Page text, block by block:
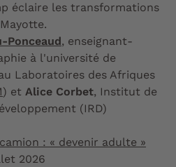
éclaire les transformations
Ponceaud, enseignant-
à l'université de
Laboratoires des Afriques
) et Alice Corbet, Institut de
(IRD)
: « devenir adulte »
2026